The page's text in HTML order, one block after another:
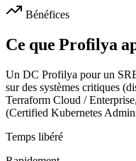
Bénéfices
Ce que Profilya
Un DC Profilya pour un
sur des systèmes critiques
Terraform Cloud /
(Certified Kubernetes
Temps libéré